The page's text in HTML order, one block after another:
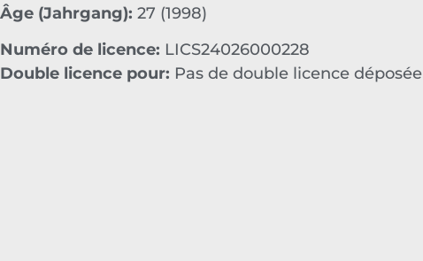
Âge (Jahrgang): 27 (1998)
Numéro de licence: LICS24026000228
Double licence pour: Pas de double licence déposée